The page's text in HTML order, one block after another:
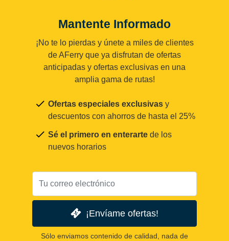
Mantente Informado
¡No te lo pierdas y únete a miles de clientes
de AFerry que ya disfrutan de ofertas
anticipadas y ofertas exclusivas en una
amplia gama de rutas!
Ofertas especiales exclusivas y
descuentos con ahorros de hasta el 25%
Sé el primero en enterarte de los
nuevos horarios
¡Envíame ofertas!
Sólo enviamos contenido de calidad, nada de